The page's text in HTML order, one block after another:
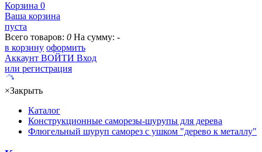
Корзина 0
Ваша корзина
пуста
Всего товаров: 0 На сумму: -
в корзину оформить
Аккаунт ВОЙТИ Вход
или регистрация
×Закрыть
Каталог
Конструкционные саморезы-шурупы для дерева
Флюгельный шуруп саморез с ушком "дерево к металлу"